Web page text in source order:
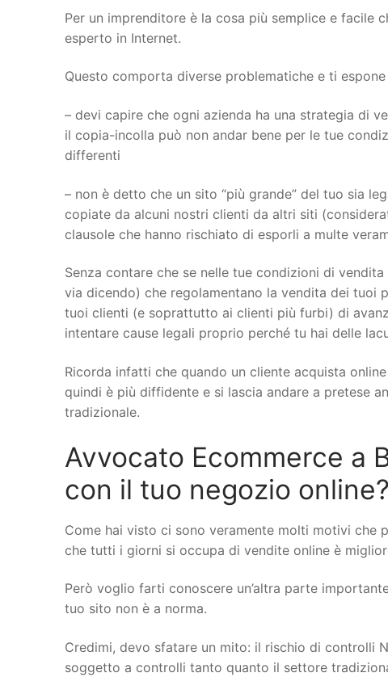
Per un imprenditore è la cosa più semplice e facile
esperto in Internet.
Questo comporta diverse problematiche e ti
– devi capire che ogni azienda ha una strategia di
il copia-incolla può non andar bene per le tue
differenti
– non è detto che un sito “più grande” del tuo sia
copiate da alcuni nostri clienti da altri siti
clausole che hanno rischiato di esporli a multe
Senza contare che se nelle tue condizioni di
via dicendo) che regolamentano la vendita dei
tuoi clienti (e soprattutto ai clienti più furbi) di
intentare cause legali proprio perché tu hai delle
Ricorda infatti che quando un cliente acquista
quindi è più diffidente e si lascia andare a pretese
tradizionale.
Avvocato Ecommerce a
con il tuo negozio online?
Come hai visto ci sono veramente molti motivi che
che tutti i giorni si occupa di vendite online è
Però voglio farti conoscere un’altra parte
tuo sito non è a norma.
Credimi, devo sfatare un mito: il rischio di controlli
soggetto a controlli tanto quanto il settore